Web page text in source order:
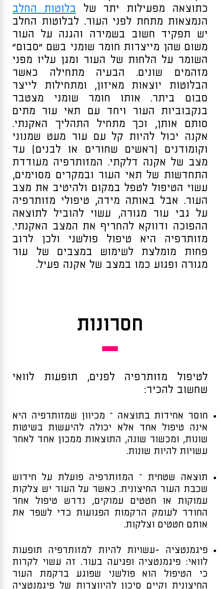
כתוצאה מפעילות יתר של בלוטות החלב
הנמצאות מתחת לפני העור. לבלוטות החלב
יש תפקיד חשוב בשמירה והגנה על העור
משום שהן מייצרות חומר שומני בשם “סבום”
השומר על הלחות של העור ומגן עליו מפני
מזהמים שונים. הבעיה מתחילה כאשר
הבלוטות יוצאות מאיזון, ומתחילות לייצר
סבום ביתר. אותו חומר שומני מצטבר
בנקבוביות העור ויחד עם תאי עור מתים
סותם אותן, וכך מתחיל התהליך האקנתי.
אקנה יכול להיות קל עם עור מעט שמנוני
וקומודנים (ראשים שחורים או לבנים) עד
מצב של אקנה דלקתי. המזותרפיה מעודדת
התחדשות של תאי העור ובמקרים מסוימים,
עשוי הטיפול לטפל במקום ולהיטיב את מצב
העור. אבל באותה מידה, טיפולי מזותרפיה
על גבי עור מגורה, עשוי להוביל לתוצאה
ההפוכה ודווקא להחריף את המצב האקנתי.
מזותרפיה היא טיפול פולשני ולכן לרוב
פחות מומלצת לשימוש במצבים של עור
מגורה ופגוע כמו במצב של אקנה פעיל.
חסרונות
לטיפול מזותרפיה לפנים, תופעות לוואי
שחשוב להכיר:
חוסר אחידות בתוצאה – מכיוון שמזותרפיה היא
אינה טיפול אחד אלא יכולה להיעשות בשיטות
שונות, ומכשור שונה, התוצאות ממכון אחד לאחר
עשויות להיות שונות.
תוצאה שטחית – המזותרפיה פועלת על חידוש
שכבת העור החיצונית. כאשר על העור יש צלקות
עמוקות או חטטים עמוקים, נדרש טיפול אחר
החודר לעומק הרקמות הפגועות כדי לשפר את
אותם חטטים וצלקות.
פיגמנטציה -עשויות להיות למזותרפיה תופעות
לוואי: פיגמנטציה ופגיעה בעור. זה עשוי לקרות
כי הטיפול הוא פולשני שפוגע ברקמת העור
החיצונית וקיים סיכון להיווצרות של פיגמנטציה